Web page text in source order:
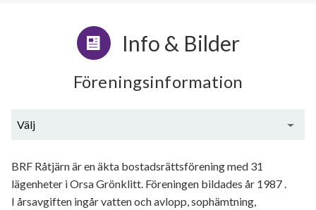
Info & Bilder
Föreningsinformation
Välj
BRF Råtjärn är en äkta bostadsrättsförening med 31
lägenheter i Orsa Grönklitt. Föreningen bildades år 1987 .
I årsavgiften ingår vatten och avlopp, sophämtning,